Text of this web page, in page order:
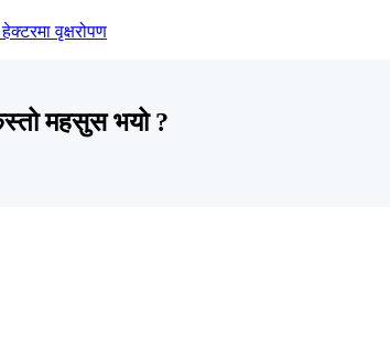
वृक्षरोपण
महसुस भयो ?